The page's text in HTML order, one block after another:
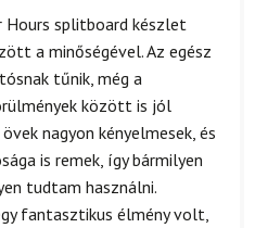
Értékelés:
Hours splitboard készlet
a minőségével. Az egész
tűnik, még a
között is jól
nagyon kényelmesek, és
is remek, így bármilyen
tudtam használni.
fantasztikus élmény volt,